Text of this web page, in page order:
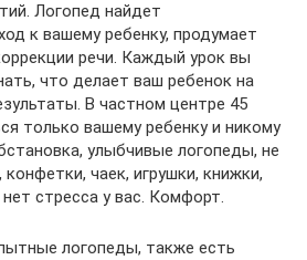
Логопед найдет
к вашему ребенку, продумает
речи. Каждый урок вы
что делает ваш ребенок на
В частном центре 45
только вашему ребенку и никому
улыбчивые логопеды, не
чаек, игрушки, книжки,
нет стресса у вас. Комфорт.
логопеды, также есть